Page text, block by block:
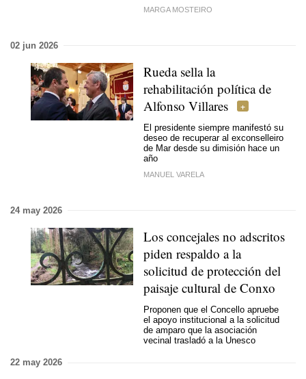
MARGA MOSTEIRO
02 jun 2026
Rueda sella la
rehabilitación política de
Alfonso Villares
El presidente siempre manifestó su
deseo de recuperar al exconselleiro
de Mar desde su dimisión hace un
año
MANUEL VARELA
24 may 2026
Los concejales no adscritos
piden respaldo a la
solicitud de protección del
paisaje cultural de Conxo
Proponen que el Concello apruebe
el apoyo institucional a la solicitud
de amparo que la asociación
vecinal trasladó a la Unesco
22 may 2026